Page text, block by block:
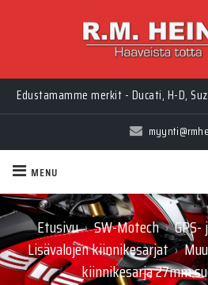
Myynti Ma-Pe 10-18, La 10-
Edustamamme merkit - Ducati, H-D,
MENU
Etusivu › SW-Motech ›
Lisävalojen kiinnikesarjat ›
kiinnikesarja 27mm